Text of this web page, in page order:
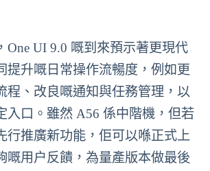
One UI 9.0 嘅到來預示著更現代
提升嘅日常操作流暢度，例如更
程、改良嘅通知與任務管理，以
入口。雖然 A56 係中階機，但若
行推廣新功能，佢可以喺正式上
嘅用户反饋，為量產版本做最後